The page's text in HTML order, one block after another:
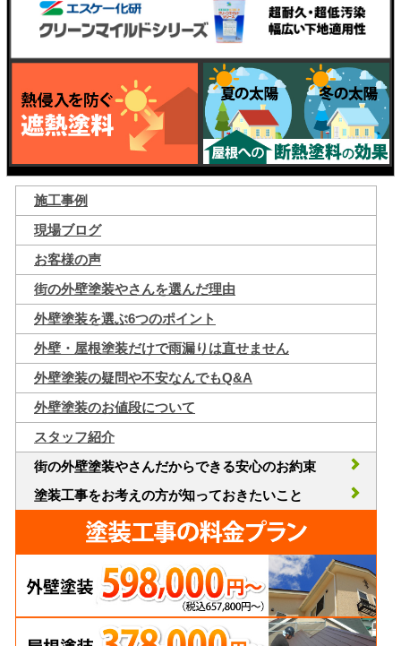
施工事例
現場ブログ
お客様の声
街の外壁塗装やさんを選んだ理由
外壁塗装を選ぶ6つのポイント
外壁・屋根塗装だけで雨漏りは直せません
外壁塗装の疑問や不安なんでもQ&A
外壁塗装のお値段について
スタッフ紹介
街の外壁塗装やさんだからできる安心のお約束
塗装工事をお考えの方が知っておきたいこと